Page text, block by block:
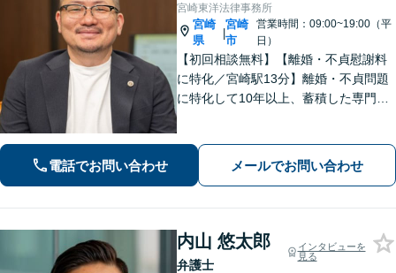
宮崎東洋法律事務所
宮崎
県
|
宮崎
市
営業時間：09:00~19:00（平
日）
【初回相談無料】【離婚・不貞慰謝料
に特化／宮崎駅13分】離婚・不貞問題
に特化して10年以上、蓄積した専門知
な交渉で、あなたの新たな人生への一
歩を力強くサポートします。
電話でお問い合わせ メールでお問い合わせ
内山 悠太郎
弁護士
インタビューを
見る